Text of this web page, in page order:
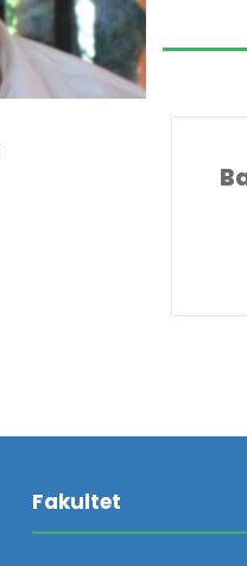
Fakultet